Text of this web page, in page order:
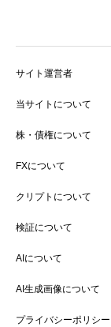
サイト運営者
当サイトについて
株・債権について
FXについて
クリプトについて
検証について
AIについて
AI生成画像について
プライバシーポリシー